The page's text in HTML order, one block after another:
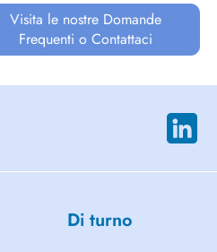
Visita le nostre Domande
Frequenti o Contattaci
Di turno